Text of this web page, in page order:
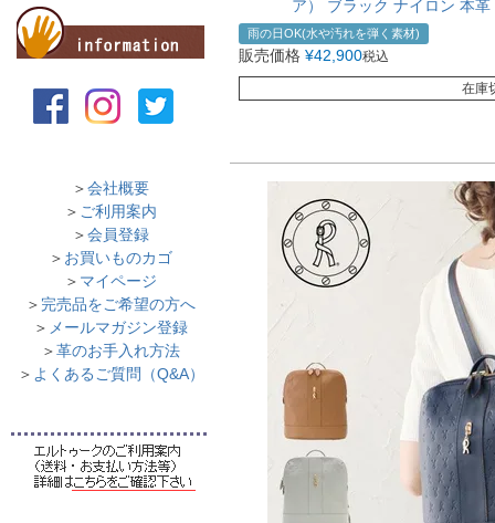
＞会社概要
＞ ご利用案内
＞会員登録
＞ お買いものカゴ
＞ マイページ
＞ 完売品をご希望の方へ
＞ メールマガジン登録
＞革のお手入れ方法
＞ よくあるご質問（Q&A）
ア） ブラック ナイロン 本
雨の日OK(水や汚れを弾く素材)
販売価格 ¥42,900税込
在庫